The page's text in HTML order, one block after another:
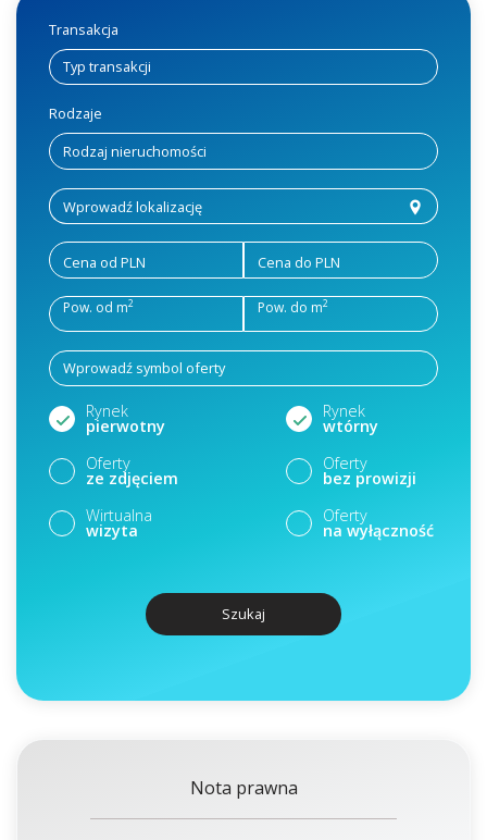
Transakcja
Rodzaje
Cena od PLN Cena do PLN
Pow. od m2 Pow. do m2
Rynek
pierwotny
Rynek
wtórny
Oferty
ze zdjęciem
Oferty
bez prowizji
Wirtualna
wizyta
Oferty
na wyłączność
Szukaj
Nota prawna